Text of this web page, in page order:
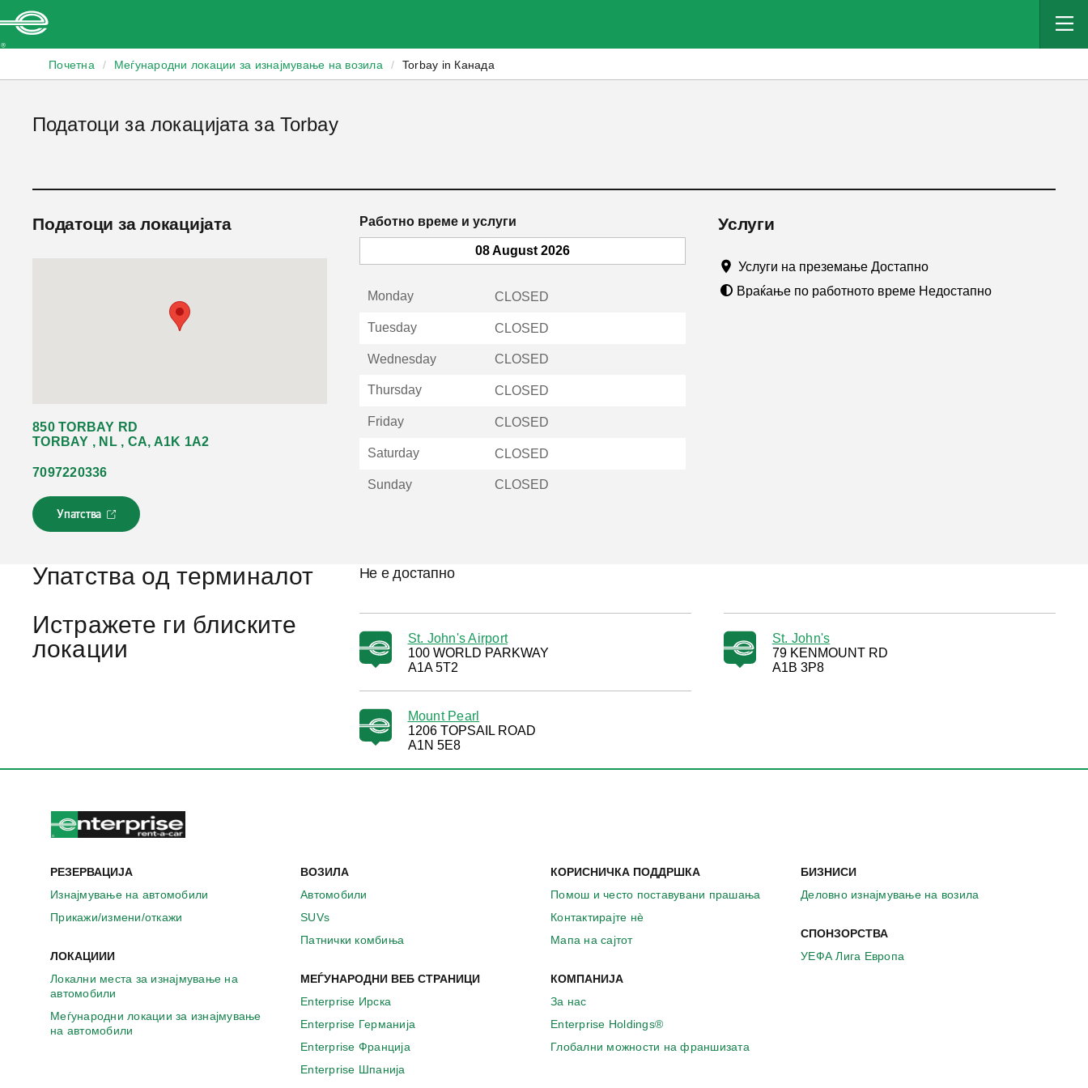
Почетна / Меѓународни локации за изнајмување на возила / Torbay in Канада
Податоци за локацијата за Torbay
Податоци за локацијата
850 TORBAY RD
TORBAY , NL , CA, A1K 1A2
7097220336
Упатства
Л
и
о
е
о
в
о
п
о
з
р
е
Работно време и услуги
08 August 2026
Monday CLOSED
Tuesday CLOSED
Wednesday CLOSED
Thursday CLOSED
Friday CLOSED
Saturday CLOSED
Sunday CLOSED
Услуги
Услуги на преземање Достапно
Враќање по работното време Недостапно
Упатства од терминалот Не е достапно
Истражете ги блиските
локации
St. John's Airport
100 WORLD PARKWAY
A1A 5T2
St. John's
79 KENMOUNT RD
A1B 3P8
Mount Pearl
1206 TOPSAIL ROAD
A1N 5E8
РЕЗЕРВАЦИЈА
Изнајмување на автомобили
Прикажи/измени/откажи
ЛОКАЦИИИ
Локални места за изнајмување на
автомобили
Меѓународни локации за изнајмување
на автомобили
ВОЗИЛА
Автомобили
SUVs
Патнички комбиња
МЕЃУНАРОДНИ ВЕБ СТРАНИЦИ
Enterprise Ирска
Enterprise Германија
Enterprise Франција
Enterprise Шпанија
КОРИСНИЧКА ПОДДРШКА
Помош и често поставувани прашања
Контактирајте нѐ
Мапа на сајтот
КОМПАНИЈА
За нас
Enterprise Holdings®
Глобални можности на франшизата
БИЗНИСИ
Деловно изнајмување на возила
СПОНЗОРСТВА
УЕФА Лига Европа